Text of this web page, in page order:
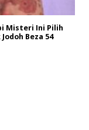
Misteri Ini Pilih
Beza 54